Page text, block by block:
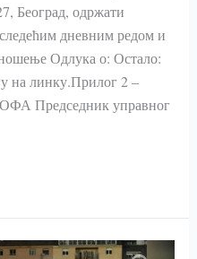
Београд, одржати
дневним редом и
Одлука о: Остало:
на линку.Прилог 2 –
Председник управног